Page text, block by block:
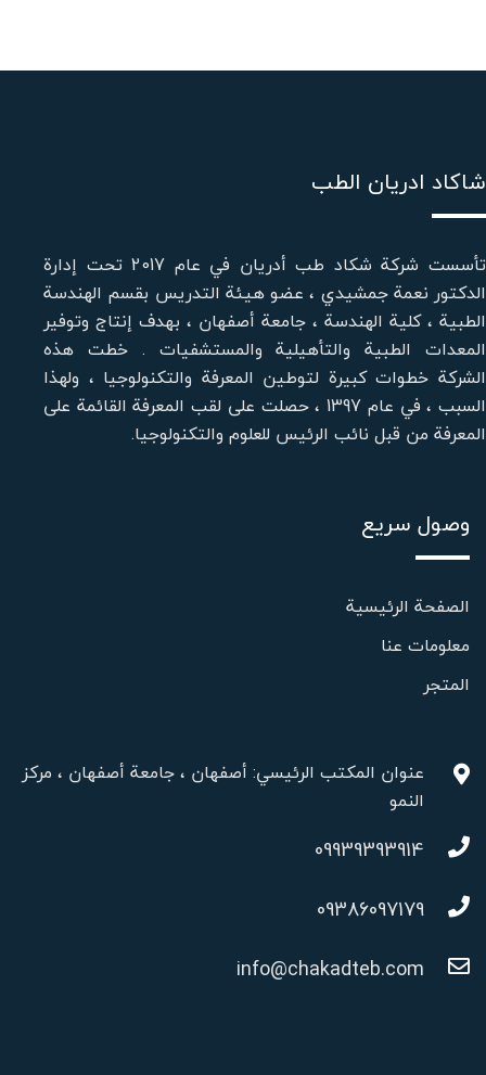
شاكاد ادريان الطب
تأسست شركة شكاد طب أدريان في عام 2017 تحت إدارة
الدكتور نعمة جمشيدي ، عضو هيئة التدريس بقسم الهندسة
الطبية ، كلية الهندسة ، جامعة أصفهان ، بهدف إنتاج وتوفير
المعدات الطبية والتأهيلية والمستشفيات . خطت هذه
الشركة خطوات كبيرة لتوطين المعرفة والتكنولوجيا ، ولهذا
السبب ، في عام 1397 ، حصلت على لقب المعرفة القائمة على
المعرفة من قبل نائب الرئيس للعلوم والتكنولوجيا.
وصول سريع
الصفحة الرئيسية
معلومات عنا
المتجر
عنوان المكتب الرئيسي: أصفهان ، جامعة أصفهان ، مركز
النمو
09939393914
09386097179
info@chakadteb.com